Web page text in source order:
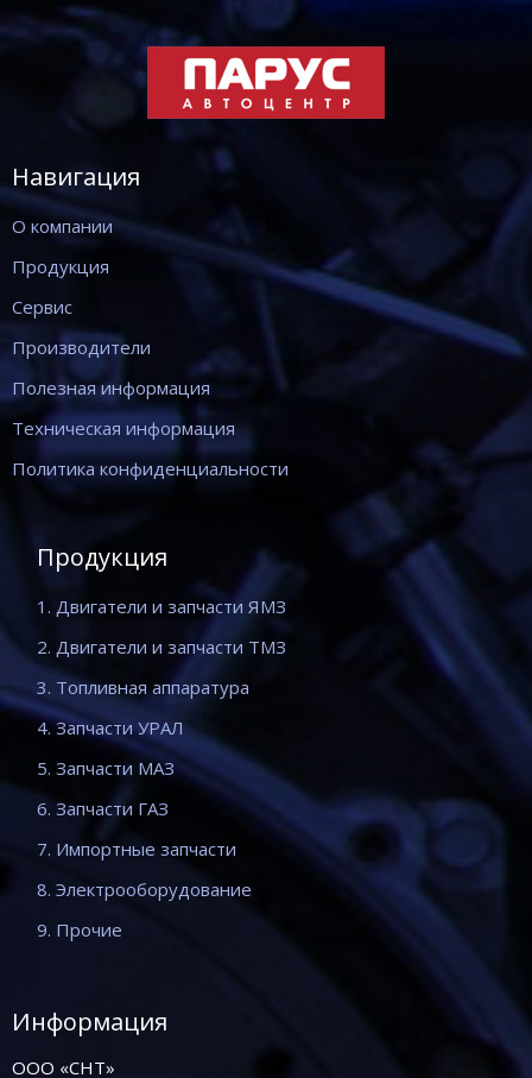
Навигация
О компании
Продукция
Сервис
Производители
Полезная информация
Техническая информация
Политика конфиденциальности
Продукция
1. Двигатели и запчасти ЯМЗ
2. Двигатели и запчасти ТМЗ
3. Топливная аппаратура
4. Запчасти УРАЛ
5. Запчасти МАЗ
6. Запчасти ГАЗ
7. Импортные запчасти
8. Электрооборудование
9. Прочие
Информация
ООО «СНТ»